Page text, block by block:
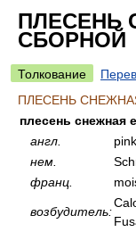
ПЛЕСЕНЬ
СБОРНОЙ
Толкование
ПЛЕСЕНЬ
плесень снежная
англ.
нем.
франц.
возбудитель: